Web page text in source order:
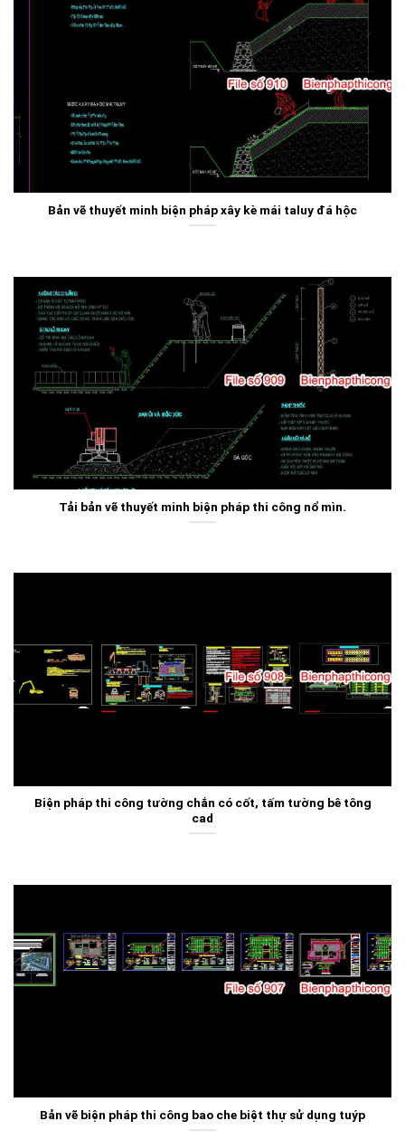
Bản vẽ thuyết minh biện pháp xây kè mái taluy đá hộc
Tải bản vẽ thuyết minh biện pháp thi công nổ mìn.
Biện pháp thi công tường chắn có cốt, tấm tường bê tông
cad
Bản vẽ biện pháp thi công bao che biệt thự sử dụng tuýp